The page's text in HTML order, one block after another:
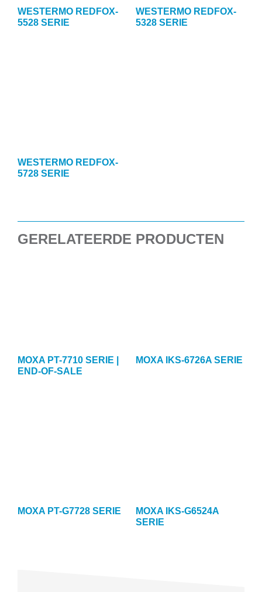
WESTERMO REDFOX-
5528 SERIE
WESTERMO REDFOX-
5328 SERIE
WESTERMO REDFOX-
5728 SERIE
GERELATEERDE PRODUCTEN
MOXA PT-7710 SERIE |
END-OF-SALE
MOXA IKS-6726A SERIE
MOXA PT-G7728 SERIE
MOXA IKS-G6524A
SERIE